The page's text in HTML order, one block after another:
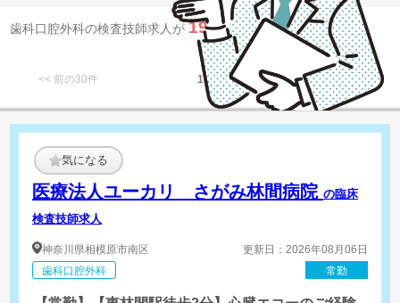
歯科口腔外科の検査技師求人が 19 件 見つかりました。
<< 前の30件 1 次の30件 >>
気になる
医療法人ユーカリ さがみ林間病院の臨床
検査技師求人
神奈川県相模原市南区
歯科口腔外科
更新日：2026年08月06日
常勤